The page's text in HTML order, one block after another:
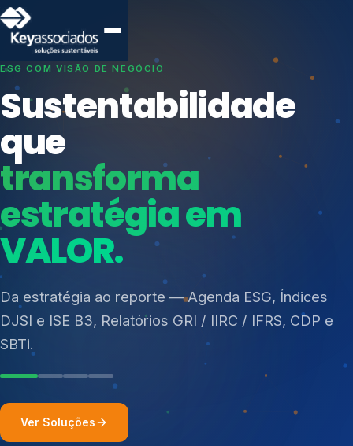
SISTEMAS DE GESTÃO OTIMIZADOS E INTEGRADOS
Conformidade que
protege seu
negócio.
Consultoria, auditoria e treinamentos em ISO 27001,
ISO 27701, ISO 42001, ISO 37001, ISO 9001, ISO
14001, ISO 45001, ONA e PNQ — Gestão de
resíduos sólidos (PGRS/PMGRS).
Índices de Mercado
Mudanças Climáticas
Reputação e Cadeia
Reporte Regulatório
Ver Soluções